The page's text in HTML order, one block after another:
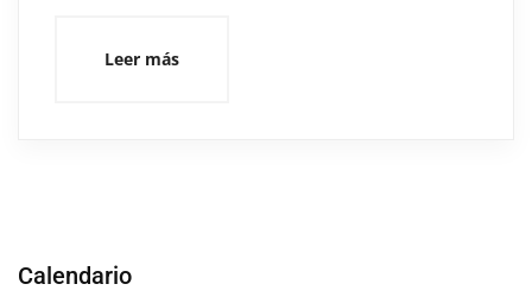
Leer más
Calendario